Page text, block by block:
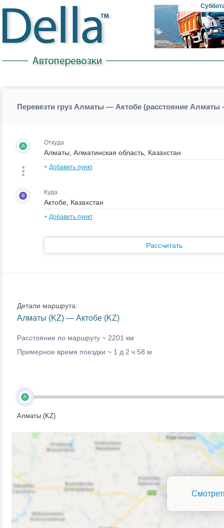
Перевезти груз Алматы — Актобе (расстояние Алматы
A Откуда
+ Добавить пункт
B Куда
+ Добавить пункт
Рассчитать
Детали маршрута:
Алматы (KZ) — Актобе (KZ)
Расстояние по маршруту ~ 2201 км
Примерное время поездки ~ 1 д 2 ч 58 м
A
Алматы (KZ)